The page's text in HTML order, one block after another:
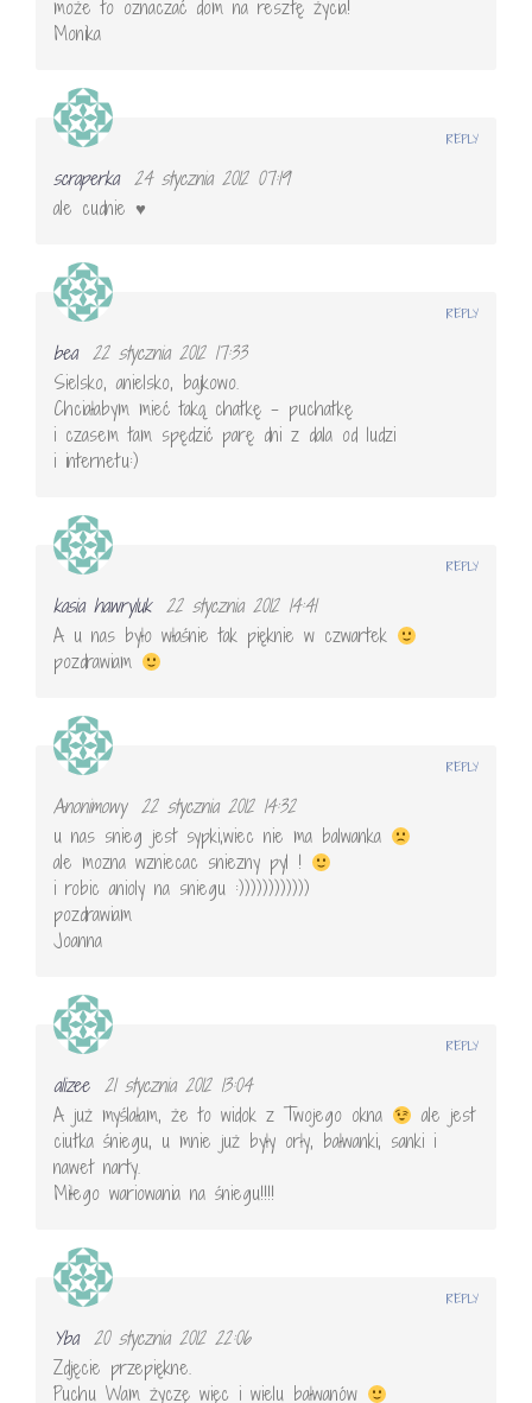
może to oznaczać dom na resztę życia!
Monika
scraperka 24 stycznia 2012 07:19
ale cudnie ♥
REPLY
bea 22 stycznia 2012 17:33
Sielsko, anielsko, bajkowo.
Chciałabym mieć taką chatkę – puchatkę
i czasem tam spędzić parę dni z dala od ludzi
i internetu:)
REPLY
kasia hawryluk 22 stycznia 2012 14:41
A u nas było właśnie tak pięknie w czwartek
pozdrawiam
REPLY
Anonimowy 22 stycznia 2012 14:32
u nas snieg jest sypki,wiec nie ma balwanka
ale mozna wzniecac sniezny pyl !
i robic anioly na sniegu :))))))))))))
pozdrawiam
Joanna
REPLY
alizee 21 stycznia 2012 13:04
A już myślałam, że to widok z Twojego okna
ale jest
ciutka śniegu, u mnie już były orły, bałwanki, sanki i
nawet narty.
Miłego wariowania na śniegu!!!!
REPLY
Yba 20 stycznia 2012 22:06
Zdjęcie przepiękne.
Puchu Wam życzę więc i wielu bałwanów
REPLY